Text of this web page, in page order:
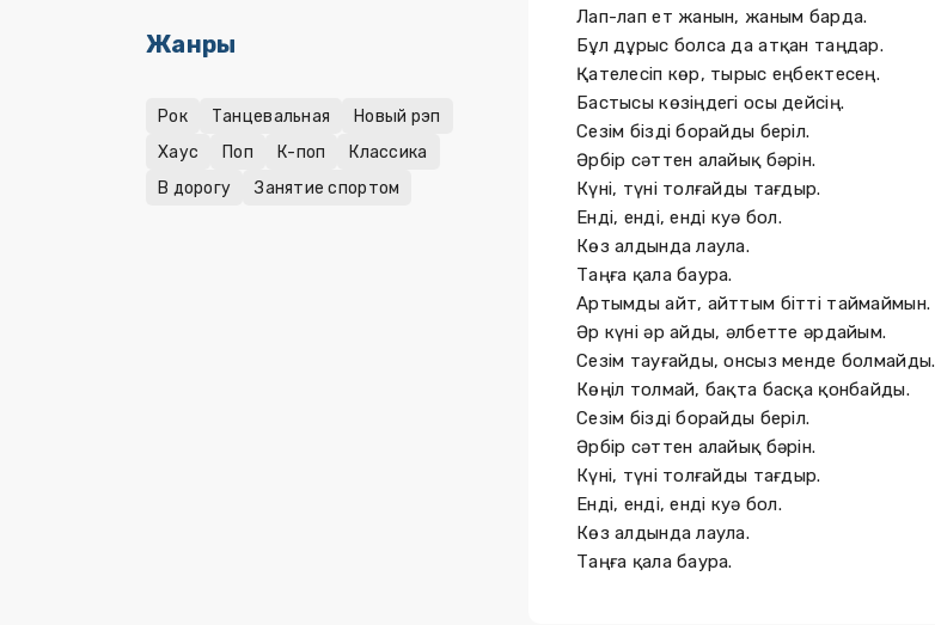
Лап-лап ет жанын, жаным барда.
Бұл дұрыс болса да атқан таңдар.
Қателесіп көр, тырыс еңбектесең.
Бастысы көзіңдегі осы дейсің.
Сезім бізді борайды беріл.
Әрбір сәттен алайық бәрін.
Күні, түні толғайды тағдыр.
Енді, енді, енді куә бол.
Көз алдында лаула.
Таңға қала баура.
Артымды айт, айттым бітті таймаймын.
Әр күні әр айды, әлбетте әрдайым.
Сезім тауғайды, онсыз менде болмайды.
Көңіл толмай, бақта басқа қонбайды.
Сезім бізді борайды беріл.
Әрбір сәттен алайық бәрін.
Күні, түні толғайды тағдыр.
Енді, енді, енді куә бол.
Көз алдында лаула.
Таңға қала баура.
Жанры
Рок Танцевальная
Новый рэп
Хаус
Поп К-поп
Классика
В дорогу
Занятие спортом